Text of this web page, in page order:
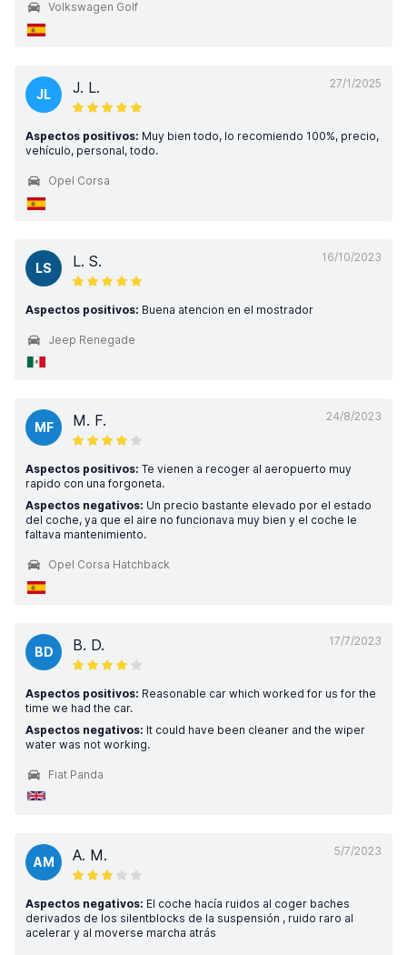
Volkswagen Golf
27/1/2025
JL J. L.
Aspectos positivos: Muy bien todo, lo recomiendo 100%, precio,
vehículo, personal, todo.
Opel Corsa
16/10/2023
LS L. S.
Aspectos positivos: Buena atencion en el mostrador
Jeep Renegade
24/8/2023
MF M. F.
Aspectos positivos: Te vienen a recoger al aeropuerto muy
rapido con una forgoneta.
Aspectos negativos: Un precio bastante elevado por el estado
del coche, ya que el aire no funcionava muy bien y el coche le
faltava mantenimiento.
Opel Corsa Hatchback
17/7/2023
BD B. D.
Aspectos positivos: Reasonable car which worked for us for the
time we had the car.
Aspectos negativos: It could have been cleaner and the wiper
water was not working.
Fiat Panda
5/7/2023
AM A. M.
Aspectos negativos: El coche hacía ruidos al coger baches
derivados de los silentblocks de la suspensión , ruido raro al
acelerar y al moverse marcha atrás